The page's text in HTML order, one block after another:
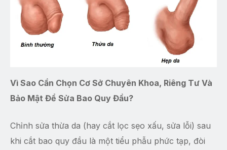
Vì Sao Cần Chọn Cơ Sở Chuyên Khoa, Riêng Tư Và
Bảo Mật Để Sửa Bao Quy Đầu?
Chỉnh sửa thừa da (hay cắt lọc sẹo xấu, sửa lỗi) sau
khi cắt bao quy đầu là một tiểu phẫu phức tạp, đòi